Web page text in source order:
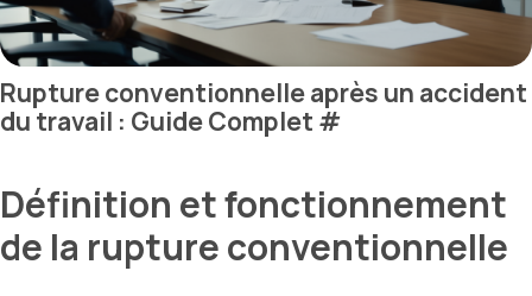
Rupture conventionnelle après un accident
du travail : Guide Complet #
Définition et fonctionnement
de la rupture conventionnelle